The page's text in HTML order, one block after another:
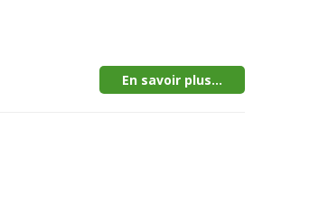
En savoir plus...